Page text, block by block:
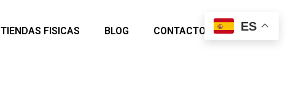
TIENDAS FISICAS BLOG CONTACTO ES